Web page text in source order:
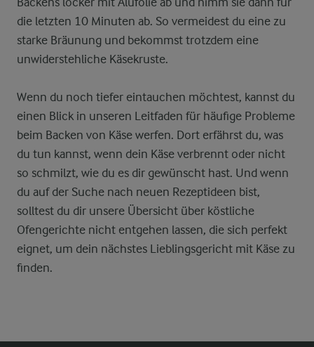
die letzten 10 Minuten ab. So vermeidest du eine zu
starke Bräunung und bekommst trotzdem eine
unwiderstehliche Käsekruste.
Wenn du noch tiefer eintauchen möchtest, kannst du
einen Blick in unseren Leitfaden für häufige Probleme
beim Backen von Käse werfen. Dort erfährst du, was
du tun kannst, wenn dein Käse verbrennt oder nicht
so schmilzt, wie du es dir gewünscht hast. Und wenn
du auf der Suche nach neuen Rezeptideen bist,
solltest du dir unsere Übersicht über köstliche
Ofengerichte nicht entgehen lassen, die sich perfekt
eignet, um dein nächstes Lieblingsgericht mit Käse zu
finden.